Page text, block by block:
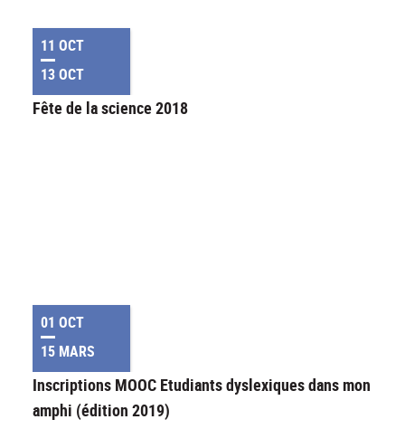
11 OCT
13 OCT
Fête de la science 2018
01 OCT
15 MARS
Inscriptions MOOC Etudiants dyslexiques dans mon
amphi (édition 2019)